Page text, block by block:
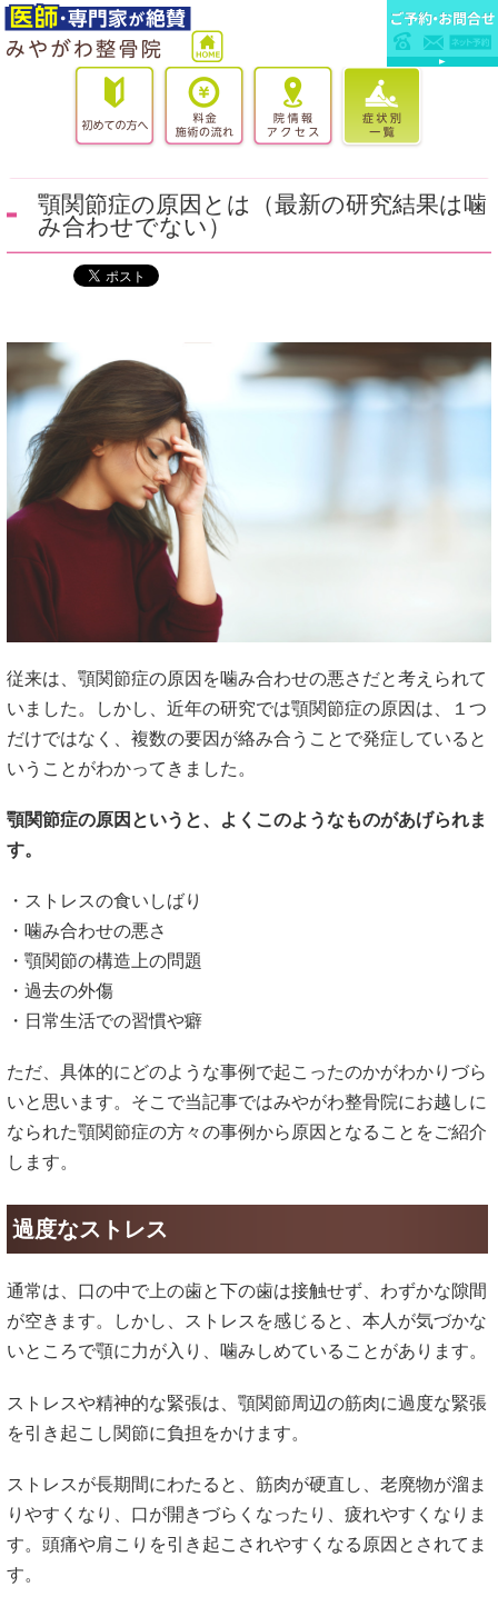
顎関節症の原因とは（最新の研究結果は噛
み合わせでない）
従来は、顎関節症の原因を噛み合わせの悪さだと考えられて
いました。しかし、近年の研究では顎関節症の原因は、１つ
だけではなく、複数の要因が絡み合うことで発症していると
いうことがわかってきました。
顎関節症の原因というと、よくこのようなものがあげられま
す。
・ストレスの食いしばり
・噛み合わせの悪さ
・顎関節の構造上の問題
・過去の外傷
・日常生活での習慣や癖
ただ、具体的にどのような事例で起こったのかがわかりづら
いと思います。そこで当記事ではみやがわ整骨院にお越しに
なられた顎関節症の方々の事例から原因となることをご紹介
します。
過度なストレス
通常は、口の中で上の歯と下の歯は接触せず、わずかな隙間
が空きます。しかし、ストレスを感じると、本人が気づかな
いところで顎に力が入り、噛みしめていることがあります。
ストレスや精神的な緊張は、顎関節周辺の筋肉に過度な緊張
を引き起こし関節に負担をかけます。
ストレスが長期間にわたると、筋肉が硬直し、老廃物が溜ま
りやすくなり、口が開きづらくなったり、疲れやすくなりま
す。頭痛や肩こりを引き起こされやすくなる原因とされてま
す。